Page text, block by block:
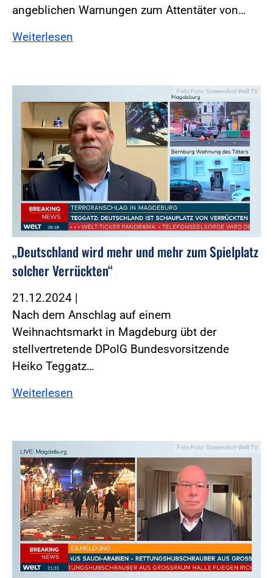
angeblichen Warnungen zum Attentäter von…
Weiterlesen
Foto:Foto: Screenshot Welt TV
„Deutschland wird mehr und mehr zum Spielplatz
solcher Verrückten“
21.12.2024 |
Nach dem Anschlag auf einem
Weihnachtsmarkt in Magdeburg übt der
stellvertretende DPolG Bundesvorsitzende
Heiko Teggatz…
Weiterlesen
Foto:Foto: Screenshot Welt TV